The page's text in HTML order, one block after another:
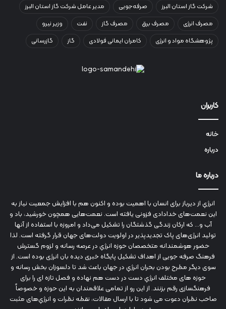
شرکت گاز استان البرز
صرفه‌جویی
مدیر عامل شرکت گاز استان البرز
مصرف انرژی
مصرف برق مصرف گاز نفت
وزیر نیرو
پژوهشگاه مواد و انرژی
کامران ایمانی فولادی گاز گازرسانی
کاربران
خانه
درباره
درباره ما
انرژي‌ از دیرباز برای انسان با اهمیت بوده و اکنون هم با افزایش جمعیت نیاز به
این نعمت‌های خدادادی فزونی یافته است. نعمت‌هایی همچون خورشید، باد و
آب و... که ارکان زندگی گذشتگان را تشکیل می‌داد و امروزه با استفاده از آنها
تولید انرژی‌های پاک تجدیدپذیر در اولویت دولت‌های جهان قرار گرفته است. لذا
حضور هوشمندانه متخصصان حوزه انرژي در عرصه رسانه و لزوم گسترش
فرهنگ صرفه جویی از اهداف تشکیل پایگاه خبری دیده بان انرژی بوده است. از
سوی دیگر مطرح بودن بحران انرژي در جهان باعث شد تا دلسوزان بخش رسانه و
حوزه های مختلف انرژي دست در دست هم نهاده و فصل تازه ای را برای
فرهنگسازی رقم بزنند. از این رو از تمامی علاقمندان به این حوزه و خصوصاً
صاحب نظران دعوت می شود تا با ارسال مقالات، نقطه نظرات و انرژي‌های مثبت